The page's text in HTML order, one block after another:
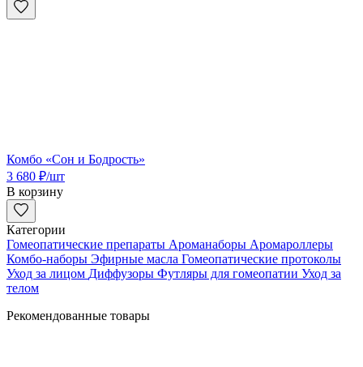
Комбо «Сон и Бодрость»
3 680 ₽/шт
В корзину
Категории
Гомеопатические препараты Ароманаборы Аромароллеры
Комбо-наборы Эфирные масла Гомеопатические протоколы
Уход за лицом Диффузоры Футляры для гомеопатии Уход за
телом
Рекомендованные товары